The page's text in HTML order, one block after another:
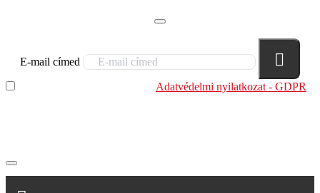
E-mail címed
Adatvédelmi nyilatkozat - GDPR